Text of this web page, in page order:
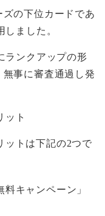
の下位カードであ
ました。
ランクアップの形
事に審査通過し発
ット
ットは下記の2つで
キャンペーン」